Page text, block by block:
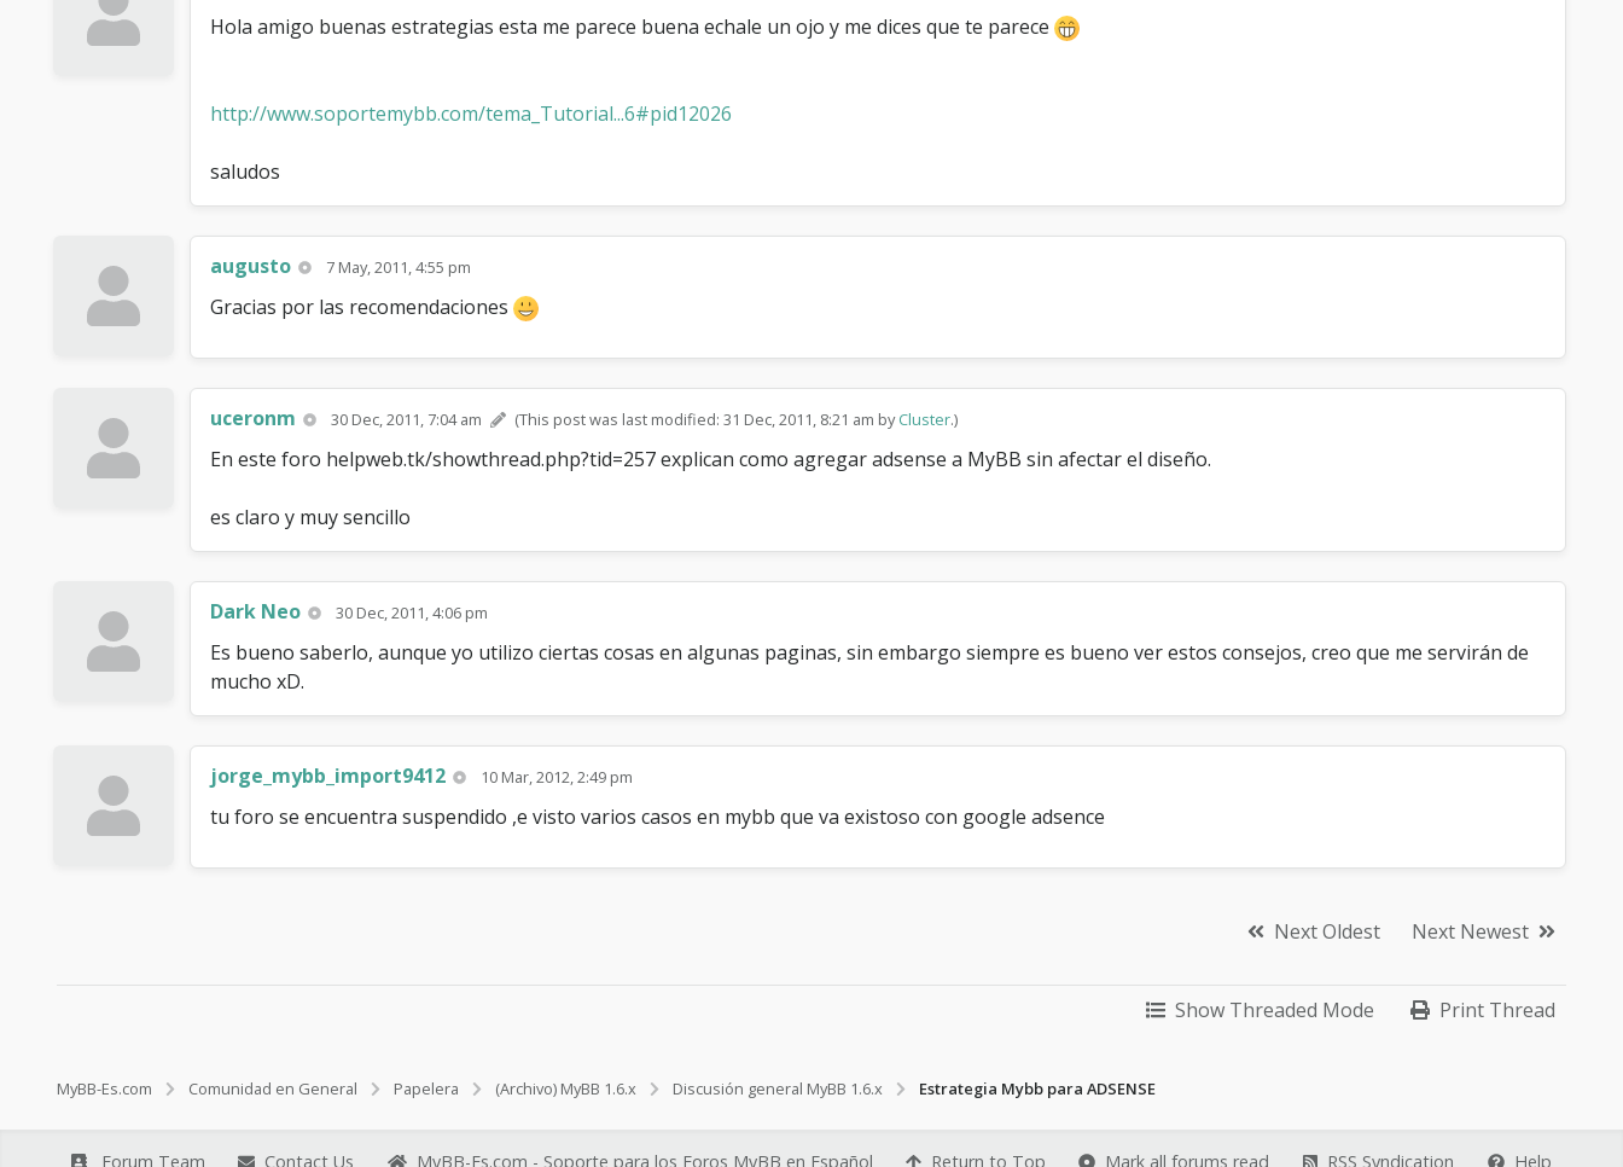
Hola amigo buenas estrategias esta me parece buena echale un ojo y me dices que te parece
http://www.soportemybb.com/tema_Tutorial...6#pid12026
saludos
augusto 7 May, 2011, 4:55 pm
Gracias por las recomendaciones
uceronm 30 Dec, 2011, 7:04 am (This post was last modified: 31 Dec, 2011, 8:21 am byCluster.)
En este foro helpweb.tk/showthread.php?tid=257 explican como agregar adsense a MyBB sin afectar el diseño.
es claro y muy sencillo
Dark Neo 30 Dec, 2011, 4:06 pm
Es bueno saberlo, aunque yo utilizo ciertas cosas en algunas paginas, sin embargo siempre es bueno ver estos consejos, creo que me servirán de
mucho xD.
jorge_mybb_import9412 10 Mar, 2012, 2:49 pm
tu foro se encuentra suspendido ,e visto varios casos en mybb que va existoso con google adsence
Next Oldest Next Newest
Show Threaded Mode Print Thread
MyBB-Es.com Comunidad en General Papelera (Archivo) MyBB 1.6.x Discusión general MyBB 1.6.x Estrategia Mybb para ADSENSE
Forum Team Contact Us MyBB-Es.com - Soporte para los Foros MyBB en Español Return to Top Mark all forums read RSS Syndication Help